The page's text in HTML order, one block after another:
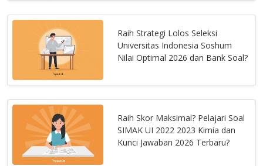
Raih Strategi Lolos Seleksi
Universitas Indonesia Soshum
Nilai Optimal 2026 dan Bank Soal?
Raih Skor Maksimal? Pelajari Soal
SIMAK UI 2022 2023 Kimia dan
Kunci Jawaban 2026 Terbaru?